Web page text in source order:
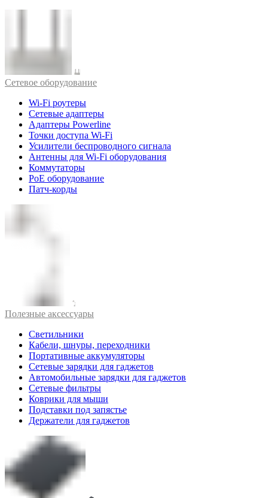
Cетевое оборудование
Wi-Fi роутеры
Сетевые адаптеры
Адаптеры Powerline
Точки доступа Wi-Fi
Усилители беспроводного сигнала
Антенны для Wi-Fi оборудования
Коммутаторы
PoE оборудование
Патч-корды
Полезные аксессуары
Светильники
Кабели, шнуры, переходники
Портативные аккумуляторы
Сетевые зарядки для гаджетов
Автомобильные зарядки для гаджетов
Сетевые фильтры
Коврики для мыши
Подставки под запястье
Держатели для гаджетов